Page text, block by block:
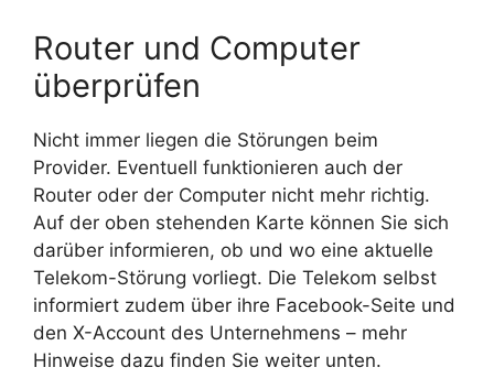
Router und Computer
überprüfen
Nicht immer liegen die Störungen beim
Provider. Eventuell funktionieren auch der
Router oder der Computer nicht mehr richtig.
Auf der oben stehenden Karte können Sie sich
darüber informieren, ob und wo eine aktuelle
Telekom-Störung vorliegt. Die Telekom selbst
informiert zudem über ihre Facebook-Seite und
den X-Account des Unternehmens – mehr
Hinweise dazu finden Sie weiter unten.